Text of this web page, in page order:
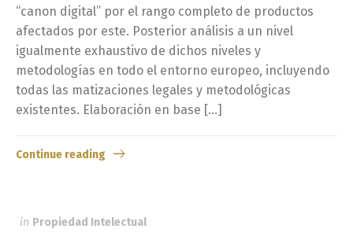
“canon digital” por el rango completo de productos
afectados por este. Posterior análisis a un nivel
igualmente exhaustivo de dichos niveles y
metodologías en todo el entorno europeo, incluyendo
todas las matizaciones legales y metodológicas
existentes. Elaboración en base […]
Continue reading
in Propiedad Intelectual